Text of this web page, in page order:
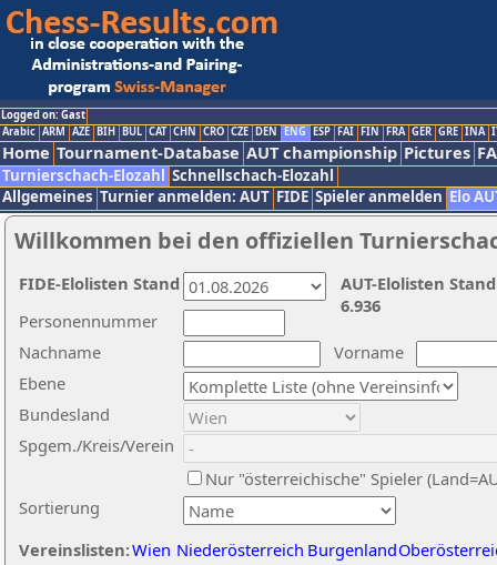
Logged on: Gast
Arabic ARM AZE BIH BUL CAT CHN CRO CZE DEN ENG ESP FAI FIN FRA GER GRE INA
Home Tournament-Database AUT championship Pictures
Turnierschach-Elozahl Schnellschach-Elozahl
Allgemeines Turnier anmelden: AUT FIDE Spieler anmelden Elo
Willkommen bei den offiziellen
Nachname
Vorname
Ebene
Sortierung
Personennummer
Bundesland
Spgem./Kreis/Verein
Nur "österreichische" Spieler
Vereinslisten:Wien Niederösterreich Burgenland
AUT-Elolisten
6.936
FIDE-Elolisten Stand